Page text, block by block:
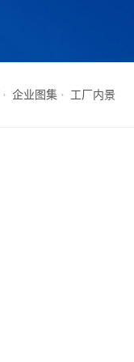
企业图集 工厂内景